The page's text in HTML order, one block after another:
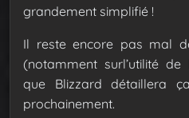
grandement simplifié !
Il reste encore pas mal
(notamment surl’utilité de
que Blizzard détaillera
prochainement.